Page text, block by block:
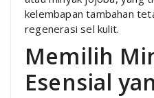
kelembapan tambahan
regenerasi sel kulit.
Memilih
Esensial